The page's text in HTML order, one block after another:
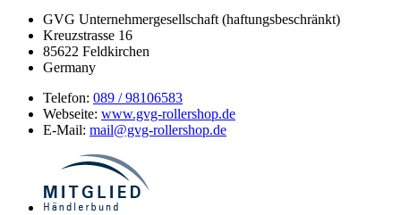
GVG Unternehmergesellschaft (haftungsbeschränkt)
Kreuzstrasse 16
85622 Feldkirchen
Germany
Telefon: 089 / 98106583
Webseite: www.gvg-rollershop.de
E-Mail: mail@gvg-rollershop.de